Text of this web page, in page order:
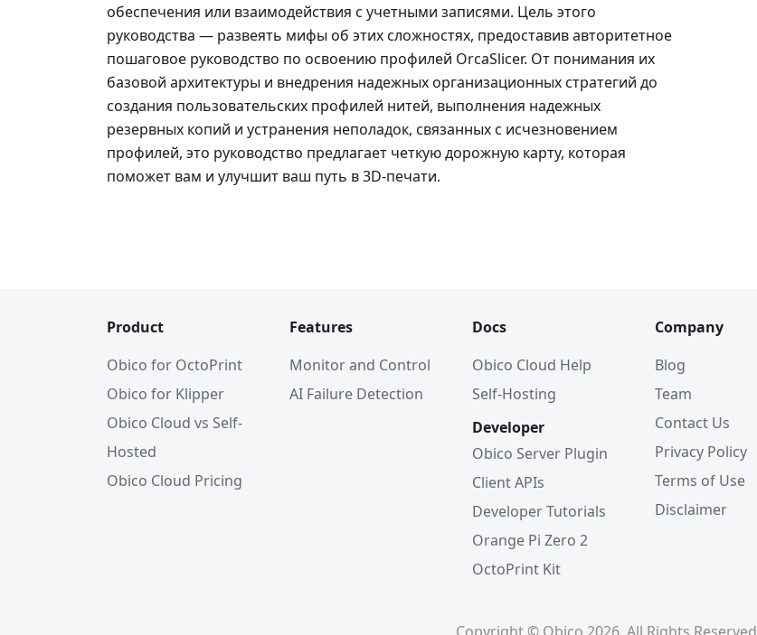
обеспечения или взаимодействия с учетными записями. Цель этого
руководства — развеять мифы об этих сложностях, предоставив авторитетное
пошаговое руководство по освоению профилей OrcaSlicer. От понимания их
базовой архитектуры и внедрения надежных организационных стратегий до
создания пользовательских профилей нитей, выполнения надежных
резервных копий и устранения неполадок, связанных с исчезновением
профилей, это руководство предлагает четкую дорожную карту, которая
поможет вам и улучшит ваш путь в 3D-печати.
Product
Obico for OctoPrint
Obico for Klipper
Obico Cloud vs Self-
Hosted
Obico Cloud Pricing
Features
Monitor and Control
AI Failure Detection
Docs
Obico Cloud Help
Self-Hosting
Developer
Obico Server Plugin
Client APIs
Developer Tutorials
Orange Pi Zero 2
OctoPrint Kit
Company
Blog
Team
Contact Us
Privacy Policy
Terms of Use
Disclaimer